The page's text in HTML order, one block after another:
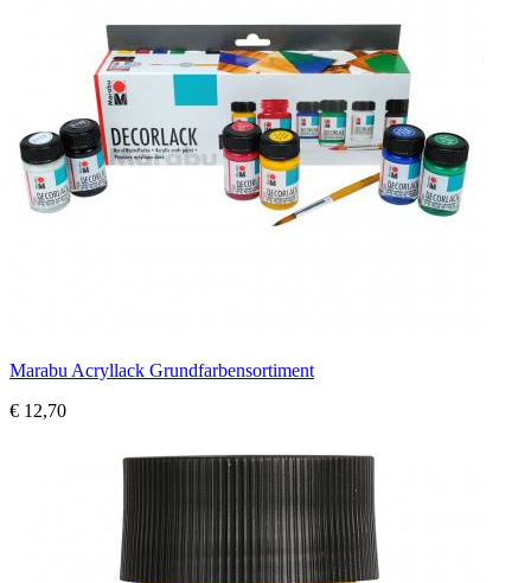
Marabu Acryllack Grundfarbensortiment
€ 12,70